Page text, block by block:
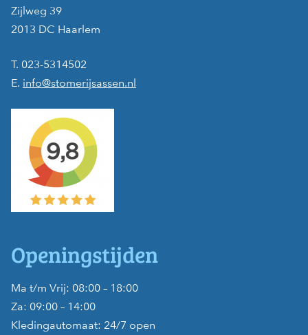
Zijlweg 39
2013 DC Haarlem
T. 023-5314502
E. info@stomerijsassen.nl
Openingstijden
Ma t/m Vrij: 08:00 – 18:00
Za: 09:00 – 14:00
Kledingautomaat: 24/7 open